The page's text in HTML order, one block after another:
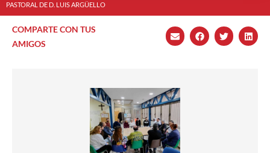
PASTORAL DE D. LUIS ARGÜELLO
COMPARTE CON TUS
AMIGOS